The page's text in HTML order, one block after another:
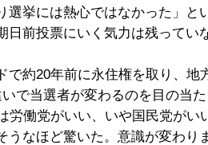
選挙には熱心ではなかった」と
前投票にいく気力は残ってい
で約20年前に永住権を取り、地
で当選者が変わるのを目の当
労働党がいい、いや国民党がい
なほど驚いた。意識が変わり